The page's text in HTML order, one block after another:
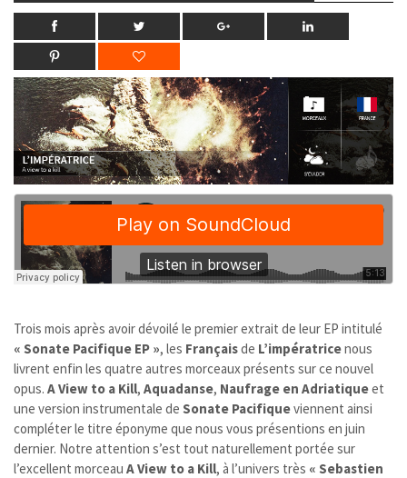
Trois mois après avoir dévoilé le premier extrait de leur EP intitulé
« Sonate Pacifique EP », les Françaisde L’impératricenous
livrent enfin les quatre autres morceaux présents sur ce nouvel
opus. A View to a Kill, Aquadanse, Naufrage en Adriatiqueet
une version instrumentale de Sonate Pacifiqueviennent ainsi
compléter le titre éponyme que nous vous présentions en juin
dernier. Notre attention s’est tout naturellement portée sur
l’excellent morceau A View to a Kill, à l’univers très « Sebastien